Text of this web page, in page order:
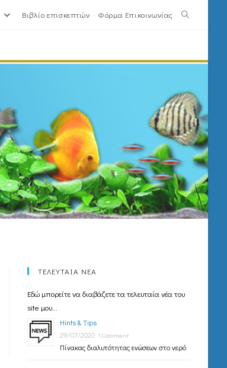
Βιβλίο επισκεπτών Φόρμα Επικοινωνίας
ΤΕΛΕΥΤΑΙΑ ΝΕΑ
Εδώ μπορείτε να διαβάζετε τα τελευταία νέα του
site μου...
Hints & Tips
29/07/2020 1 Comment
Πίνακας διαλυτότητας ενώσεων στο νερό